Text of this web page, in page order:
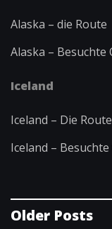
Alaska – die Route
Alaska – Besuchte
Iceland
Iceland – Die Route
Iceland –
Older Posts